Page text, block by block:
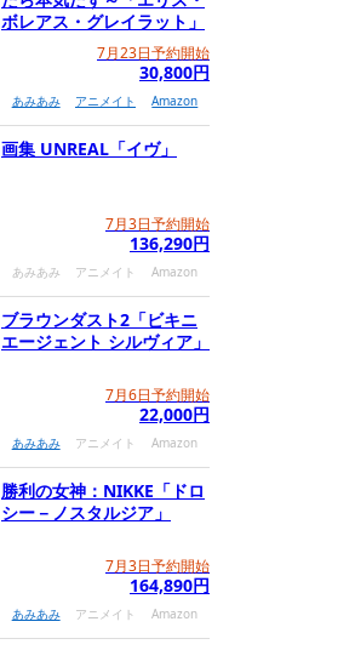
ボレアス・グレイラット」
7月23日予約開始
30,800円
あみあみ アニメイト Amazon
画集 UNREAL「イヴ」
7月3日予約開始
136,290円
あみあみ アニメイト Amazon
ブラウンダスト2「ビキニ
エージェント シルヴィア」
7月6日予約開始
22,000円
あみあみ アニメイト Amazon
勝利の女神：NIKKE「ドロ
シー－ノスタルジア」
7月3日予約開始
164,890円
あみあみ アニメイト Amazon